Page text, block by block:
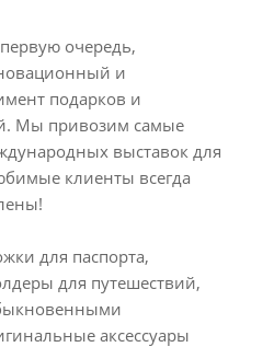
очередь,
и
подарков и
Мы привозим самые
выставок для
клиенты всегда
для паспорта,
для путешествий,
аксессуары